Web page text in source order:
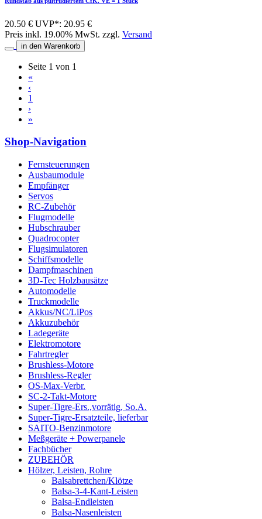
20.50 € UVP*: 20.95 €
Preis inkl. 19.00% MwSt. zzgl. Versand
in den Warenkorb
Seite 1 von 1
«
‹
1
›
»
Shop-Navigation
Fernsteuerungen
Ausbaumodule
Empfänger
Servos
RC-Zubehör
Flugmodelle
Hubschrauber
Quadrocopter
Flugsimulatoren
Schiffsmodelle
Dampfmaschinen
3D-Tec Holzbausätze
Automodelle
Truckmodelle
Akkus/NC/LiPos
Akkuzubehör
Ladegeräte
Elektromotore
Fahrtregler
Brushless-Motore
Brushless-Regler
OS-Max-Verbr.
SC-2-Takt-Motore
Super-Tigre-Ers.,vorrätig, So.A.
Super-Tigre-Ersatzteile, lieferbar
SAITO-Benzinmotore
Meßgeräte + Powerpanele
Fachbücher
ZUBEHÖR
Hölzer, Leisten, Rohre
Balsabrettchen/Klötze
Balsa-3-4-Kant-Leisten
Balsa-Endleisten
Balsa-Nasenleisten